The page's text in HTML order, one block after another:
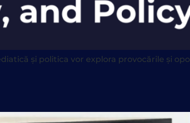
și politica vor explora provocările și